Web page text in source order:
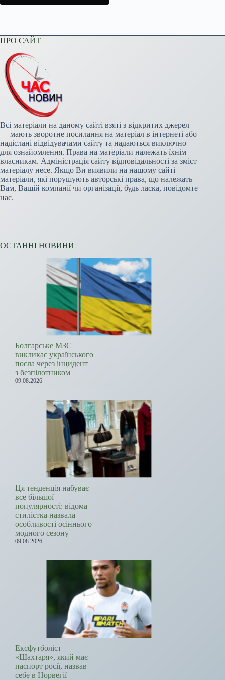
ПРО САЙТ
Всі матеріали на даному сайті взяті з відкритих джерел
— мають зворотне посилання на матеріал в інтернеті або
надіслані відвідувачами сайту та надаються виключно
для ознайомлення. Права на матеріали належать їхнім
власникам. Адміністрація сайту відповідальності за зміст
матеріалу несе. Якщо Ви виявили на нашому сайті
матеріали, які порушують авторські права, що належать
Вам, Вашій компанії чи організації, будь ласка, повідомте
нас.
ОСТАННІ НОВИНИ
Болгарське МЗС
викликає українського
посла через інцидент
з безпілотником
09.08.2026
Ця тенденція набуває
все більшої
популярності: відома
стилістка назвала
особливості осіннього
модного сезону
09.08.2026
Ексфутболіст
«Шахтаря», який має
паспорт росії, назвав
себе в Норвегії